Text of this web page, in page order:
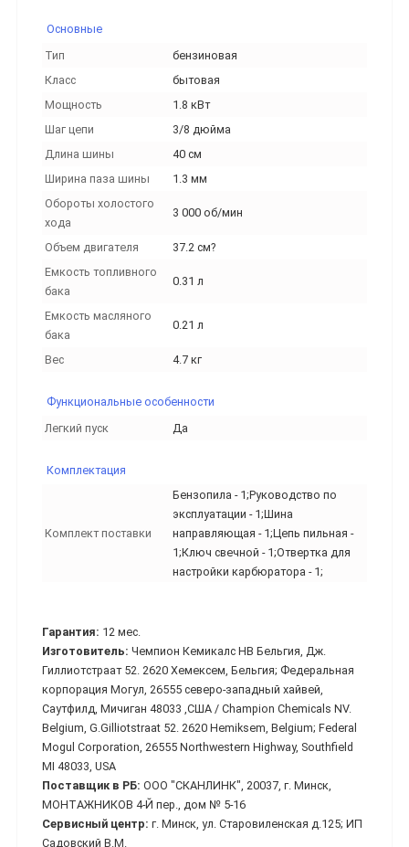
Основные
Тип
бензиновая
Класс
бытовая
Мощность
1.8 кВт
Шаг цепи
3/8 дюйма
Длина шины
40 см
Ширина паза шины
1.3 мм
Обороты холостого
хода
3 000 об/мин
Объем двигателя
37.2 см?
Емкость топливного
бака
0.31 л
Емкость масляного
бака
0.21 л
Вес 4.7 кг
Функциональные особенности
Легкий пуск
Да
Комплектация
Комплект поставки
Бензопила - 1;Руководство по
эксплуатации - 1;Шина
направляющая - 1;Цепь пильная -
1;Ключ свечной - 1;Отвертка для
настройки карбюратора - 1;
Гарантия: 12 мес.
Изготовитель: Чемпион Кемикалс НВ Бельгия, Дж.
Гиллиотстраат 52. 2620 Хемексем, Бельгия; Федеральная
корпорация Могул, 26555 северо-западный хайвей,
Саутфилд, Мичиган 48033 ,США / Champion Chemicals NV.
Belgium, G.Gilliotstraat 52. 2620 Hemiksem, Belgium; Federal
Mogul Corporation, 26555 Northwestern Highway, Southfield
MI 48033, USA
Поставщик в РБ: ООО "СКАНЛИНК", 20037, г. Минск,
МОНТАЖНИКОВ 4-Й пер., дом № 5-16
Сервисный центр: г. Минск, ул. Старовиленская д.125; ИП
Садовский В.М.